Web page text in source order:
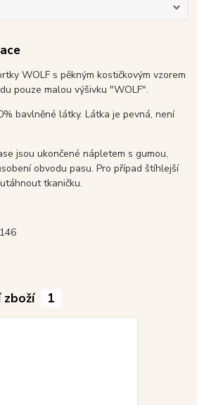
WOLF s pěkným kostičkovým vzorem
pouze malou výšivku "WOLF".
bavlněné látky. Látka je pevná, není
jsou ukončené nápletem s gumou,
obvodu pasu. Pro případ štíhlejší
tkaničku.
zboží 1